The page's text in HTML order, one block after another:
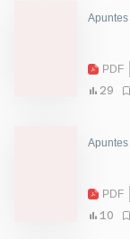
Apuntes
PDF
29
Apuntes
PDF
10